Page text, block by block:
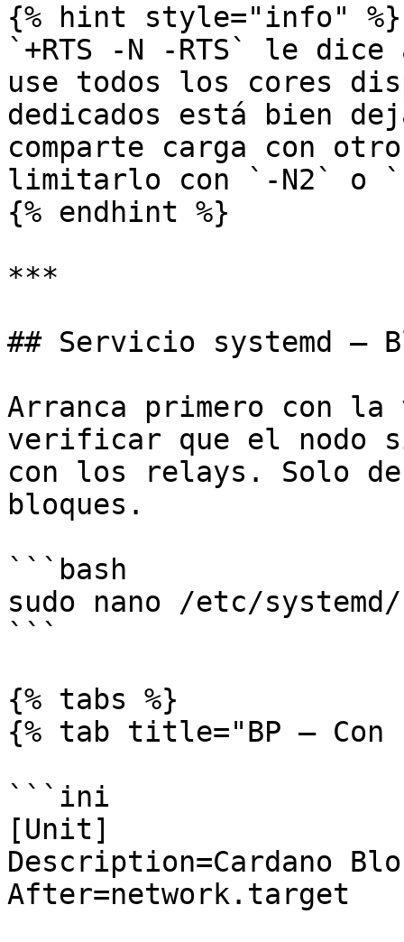
{% hint style="info" %}
`+RTS -N -RTS` le
use todos los cores
dedicados está bien
comparte carga con
limitarlo con `-N2` o
{% endhint %}
***
## Servicio systemd —
Arranca primero con
verificar que el nodo
con los relays. Solo
bloques.
```bash
sudo nano /etc/
```
{% tabs %}
{% tab title="BP — Con
```ini
[Unit]
Description=Cardano
After=network.target